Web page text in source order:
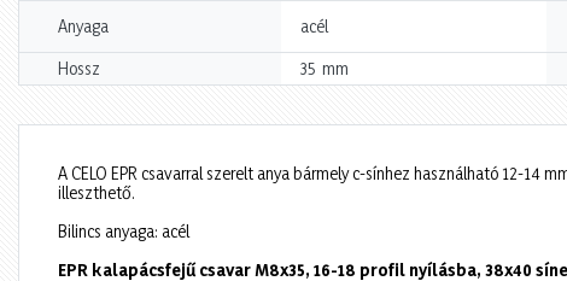
Anyaga acél
Hossz 35 mm
A CELO EPR csavarral szerelt anya bármely c-sínhez használható 12-14
illeszthető.
Bilincs anyaga: acél
EPR kalapácsfejű csavar M8x35, 16-18 profil nyílásba, 38x40